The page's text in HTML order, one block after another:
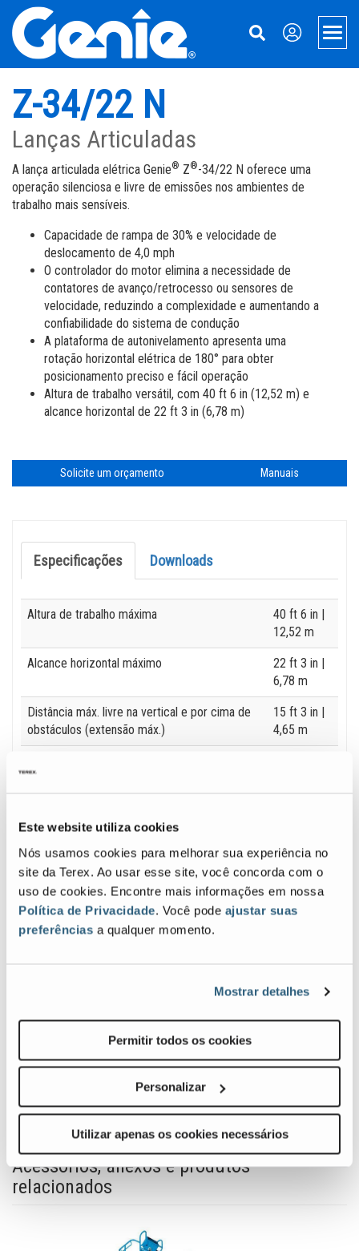
Este website utiliza cookies
Nós usamos cookies para melhorar sua experiência no
site da Terex. Ao usar esse site, você concorda com o
uso de cookies. Encontre mais informações em nossa
Política de Privacidade. Você pode ajustar suas
preferências a qualquer momento.
Mostrar detalhes
Permitir todos os cookies
Personalizar
Utilizar apenas os cookies necessários
Main
Navigation
Main
Content
Footer
Menu
Plataformas aéreas
Xtra Capacity
Lanças Telescópicas
Braços elevadores articulados
Plataformas Sobre Rebocáveis
Plataformas Pantográficas (Tesouras)
Plataformas Pantográficas (Tesouras) Para Terrenos Acidentados
Plataformas de Trabalho Aéreo
Plataformas de Braço Vertical
Movimentação de Materiais
Manipuladores Telescópicos
Acessórios para Manipuladores Telescópicos
Peças
Manuais
Segurança
Treinamento
Treinamento online de serviço
Treinamento online para operadores
Firmware
Garantia
Genie Lift Connect Telematics
Sobre a Genie
Imprensa e mídia
Fale conosco
Novidades
Locais
Loja Genie (EUA)
Carreiras
Z-34/22 N
Lanças Articuladas
A lança articulada elétrica Genie® Z®-34/22 N oferece uma
operação silenciosa e livre de emissões nos ambientes de
trabalho mais sensíveis.
Capacidade de rampa de 30% e velocidade de
deslocamento de 4,0 mph
O controlador do motor elimina a necessidade de
contatores de avanço/retrocesso ou sensores de
velocidade, reduzindo a complexidade e aumentando a
confiabilidade do sistema de condução
A plataforma de autonivelamento apresenta uma
rotação horizontal elétrica de 180° para obter
posicionamento preciso e fácil operação
Altura de trabalho versátil, com 40 ft 6 in (12,52 m) e
alcance horizontal de 22 ft 3 in (6,78 m)
Solicite um orçamento Manuais
Especificações Downloads
Specification Value
Altura de trabalho máxima 40 ft 6 in |
12,52 m
Alcance horizontal máximo 22 ft 3 in |
6,78 m
Distância máx. livre na vertical e por cima de
obstáculos (extensão máx.)
15 ft 3 in |
4,65 m
Galeria de imagens e vídeos
View
Image
Acessórios, anexos e produtos
relacionados